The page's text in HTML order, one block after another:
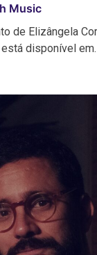
Music
de Elizângela
disponível